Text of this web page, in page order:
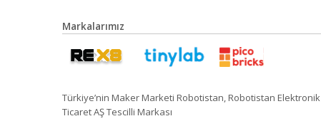
Markalarımız
Türkiye’nin Maker Marketi Robotistan, Robotistan Elektronik
Ticaret AŞ Tescilli Markası